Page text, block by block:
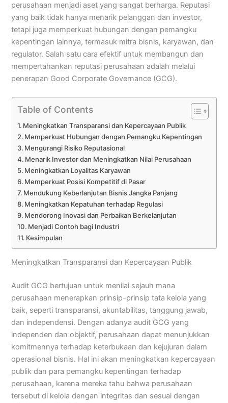
perusahaan menjadi aset yang sangat berharga. Reputasi
yang baik tidak hanya menarik pelanggan dan investor,
tetapi juga memperkuat hubungan dengan pemangku
kepentingan lainnya, termasuk mitra bisnis, karyawan, dan
regulator. Salah satu cara efektif untuk membangun dan
mempertahankan reputasi perusahaan adalah melalui
penerapan Good Corporate Governance (GCG).
Table of Contents
Meningkatkan Transparansi dan Kepercayaan Publik
Memperkuat Hubungan dengan Pemangku Kepentingan
Mengurangi Risiko Reputasional
Menarik Investor dan Meningkatkan Nilai Perusahaan
Meningkatkan Loyalitas Karyawan
Memperkuat Posisi Kompetitif di Pasar
Mendukung Keberlanjutan Bisnis Jangka Panjang
Meningkatkan Kepatuhan terhadap Regulasi
Mendorong Inovasi dan Perbaikan Berkelanjutan
Menjadi Contoh bagi Industri
Kesimpulan
Meningkatkan Transparansi dan Kepercayaan Publik
Audit GCG bertujuan untuk menilai sejauh mana
perusahaan menerapkan prinsip-prinsip tata kelola yang
baik, seperti transparansi, akuntabilitas, tanggung jawab,
dan independensi. Dengan adanya audit GCG yang
independen dan objektif, perusahaan dapat menunjukkan
komitmennya terhadap keterbukaan dan kejujuran dalam
operasional bisnis. Hal ini akan meningkatkan kepercayaan
publik dan para pemangku kepentingan terhadap
perusahaan, karena mereka tahu bahwa perusahaan
tersebut di kelola dengan integritas dan sesuai dengan